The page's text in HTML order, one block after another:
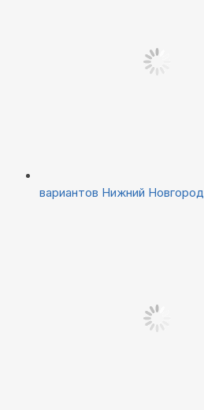
вариантов Нижний Новгород